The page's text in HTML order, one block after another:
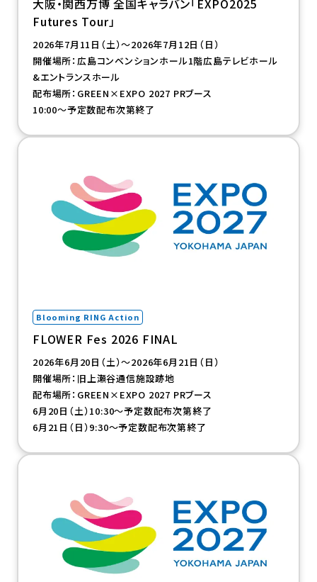
Futures Tour」
2026年7月11日（土）～2026年7月12日（日）
開催場所：広島コンベンションホール1階広島テレビホール
&エントランスホール
配布場所：GREEN×EXPO 2027 PRブース
10:00～予定数配布次第終了
Blooming RING Action
FLOWER Fes 2026 FINAL
2026年6月20日（土）～2026年6月21日（日）
開催場所：旧上瀬谷通信施設跡地
配布場所：GREEN×EXPO 2027 PRブース
6月20日（土）10:30～予定数配布次第終了
6月21日（日）9:30～予定数配布次第終了
（新規タブで開きます）
（新規タブで開きます）